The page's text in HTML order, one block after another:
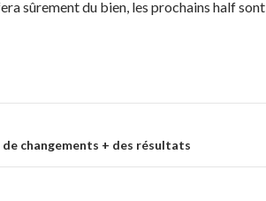
sûrement du bien, les prochains half sont
de changements + des résultats